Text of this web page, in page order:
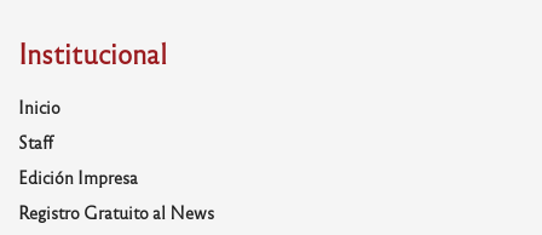
Institucional
Inicio
Staff
Edición Impresa
Registro Gratuito al News